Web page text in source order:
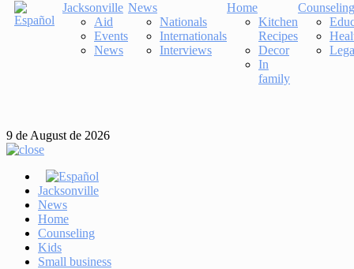
Jacksonville
Aid
Events
News
News
Nationals
Internationals
Interviews
Home
Kitchen
Recipes
Decor
In
family
Counseling
9 de August de 2026
Jacksonville
News
Home
Counseling
Kids
Small business